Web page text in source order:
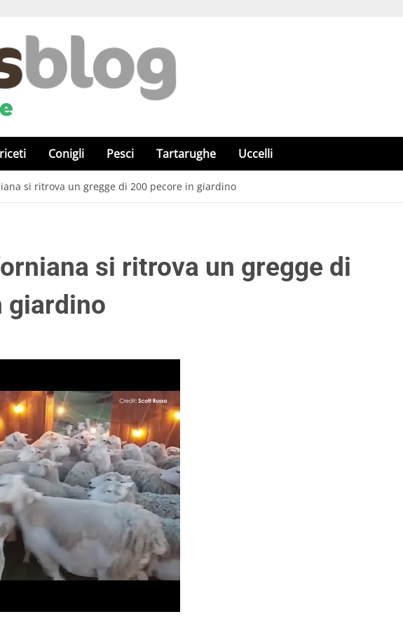
Conigli Pesci Tartarughe Uccelli
si ritrova un gregge di 200 pecore in giardino
si ritrova un gregge di
giardino